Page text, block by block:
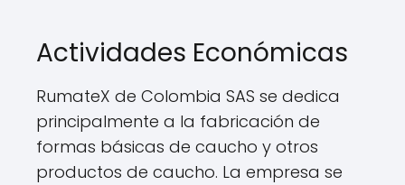
Actividades Económicas
RumateX de Colombia SAS se dedica
principalmente a la fabricación de
formas básicas de caucho y otros
productos de caucho. La empresa se